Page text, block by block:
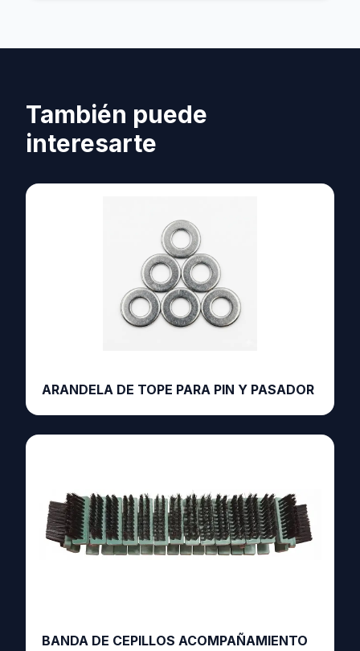
También puede
interesarte
ARANDELA DE TOPE PARA PIN Y PASADOR
BANDA DE CEPILLOS ACOMPAÑAMIENTO